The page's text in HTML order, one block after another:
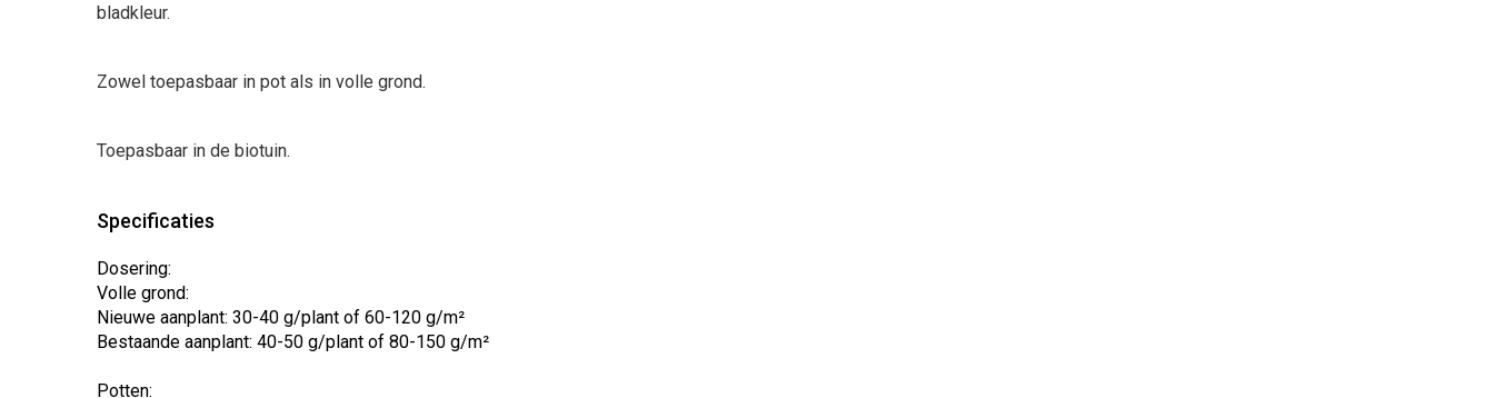
bladkleur.
Zowel toepasbaar in pot als in volle grond.
Toepasbaar in de biotuin.
Specificaties
Dosering:
Volle grond:
Nieuwe aanplant: 30-40 g/plant of 60-120 g/m²
Bestaande aanplant: 40-50 g/plant of 80-150 g/m²
Potten: